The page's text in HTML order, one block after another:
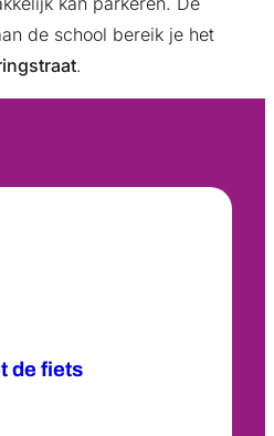
de school bereik je het
.
de fiets